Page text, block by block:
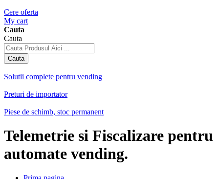
Cere oferta
My cart
Cauta
Cauta
Cauta
Solutii complete pentru vending
Preturi de importator
Piese de schimb, stoc permanent
Telemetrie si Fiscalizare pentru
automate vending.